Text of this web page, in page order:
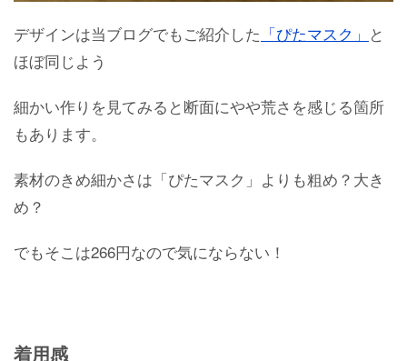
デザインは当ブログでもご紹介した 「ぴたマスク」 と
ほぼ同じよう
細かい作りを見てみると断面にやや荒さを感じる箇所
もあります。
素材のきめ細かさは「ぴたマスク」よりも粗め？大き
め？
でもそこは266円なので気にならない！
着用感